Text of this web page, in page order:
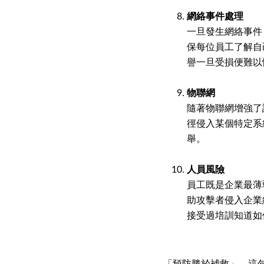
網絡事件處理
一旦發生網絡事
保每位員工了解
譽一旦受損便難
物聯網
隨著物聯網增強
徑侵入某個特定
舉。
人員風險
員工既是企業最
助攻擊者侵入企
接受過培訓知道